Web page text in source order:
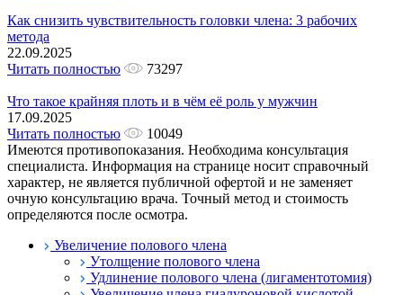
Как снизить чувствительность головки члена: 3 рабочих
метода
22.09.2025
Читать полностью
73297
Что такое крайняя плоть и в чём её роль у мужчин
17.09.2025
Читать полностью
10049
Имеются противопоказания. Необходима консультация
специалиста. Информация на странице носит справочный
характер, не является публичной офертой и не заменяет
очную консультацию врача. Точный метод и стоимость
определяются после осмотра.
Увеличение полового члена
Утолщение полового члена
Удлинение полового члена (лигаментотомия)